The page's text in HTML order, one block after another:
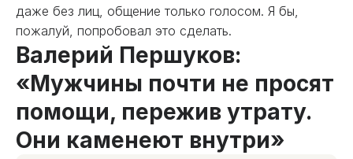
даже без лиц, общение только голосом. Я бы,
пожалуй, попробовал это сделать.
Валерий Першуков:
«Мужчины почти не просят
помощи, пережив утрату.
Они каменеют внутри»